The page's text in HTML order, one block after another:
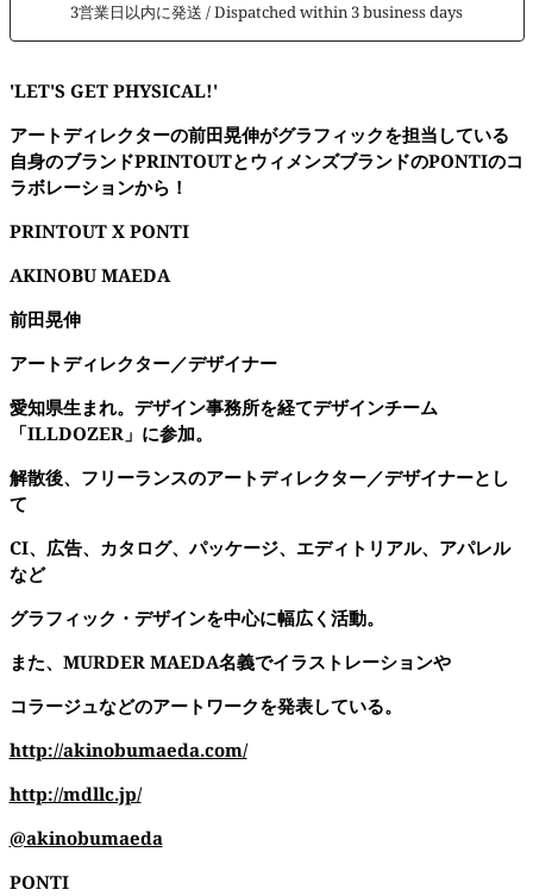
3営業日以内に発送 / Dispatched within 3 business days
'LET'S GET PHYSICAL!'
アートディレクターの前田晃伸がグラフィックを担当している
自身のブランドPRINTOUTとウィメンズブランドのPONTIのコ
ラボレーションから！
PRINTOUT X PONTI
AKINOBU MAEDA
前田晃伸
アートディレクター／デザイナー
愛知県生まれ。デザイン事務所を経てデザインチーム
「ILLDOZER」 に参加。
解散後、フリーランスのアートディレクター／デザイナーとし
て
CI、 広告、カタログ、パッケージ、エディトリアル、アパレル
など
グラフィック・デザインを中心に幅広く活動。
また、 MURDER MAEDA名義でイラストレーションや
コラージュなどのアートワークを発表している。
http://akinobumaeda.com/
http://mdllc.jp/
@akinobumaeda
PONTI